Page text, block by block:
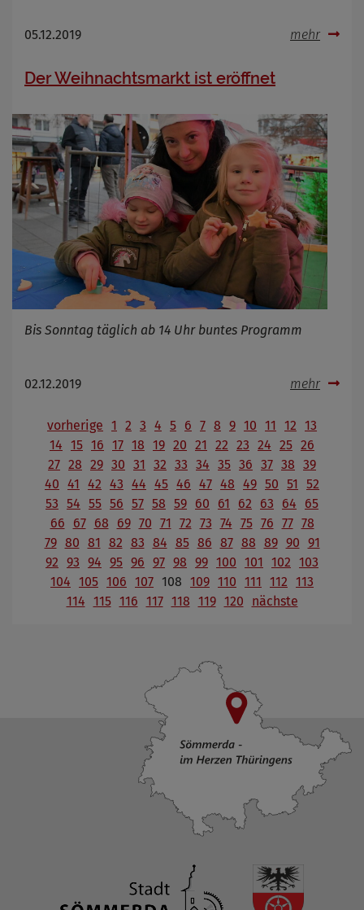
05.12.2019 mehr
Der Weihnachtsmarkt ist eröffnet
Bis Sonntag täglich ab 14 Uhr buntes Programm
02.12.2019 mehr
vorherige 1 2 3 4 5 6 7 8 9 10 11 12 13
14 15 16 17 18 19 20 21 22 23 24 25 26
27 28 29 30 31 32 33 34 35 36 37 38 39
40 41 42 43 44 45 46 47 48 49 50 51
52
53 54 55 56 57 58 59 60 61 62 63 64
65
66
67 68 69 70 71 72 73 74 75 76 77 78
79 80 81 82 83 84 85 86 87 88 89 90 91
92 93 94 95 96 97 98 99 100 101 102 103
104 105 106 107 108 109 110 111 112 113
114 115 116 117 118 119 120 nächste